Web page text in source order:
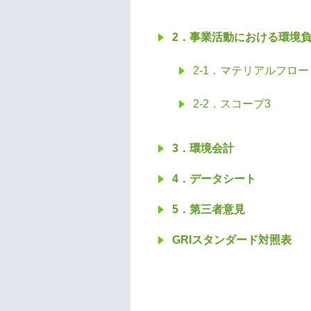
2．事業活動における環境
2-1．マテリアルフロー
2-2．スコープ3
3．環境会計
4．データシート
5．第三者意見
GRIスタンダード対照表